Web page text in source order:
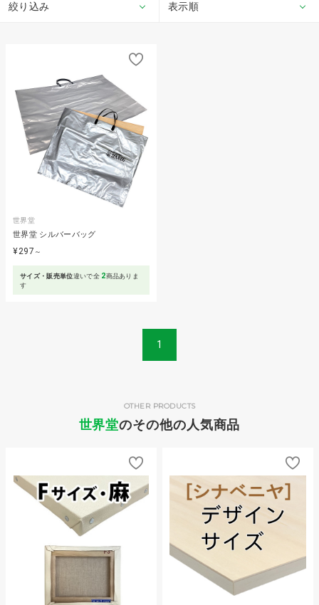
絞り込み 表示順
世界堂
世界堂 シルバーバッグ
¥297 ～
サイズ・販売単位違いで全 2商品ありま
す
1
世界堂のその他の人気商品
OTHER PRODUCTS